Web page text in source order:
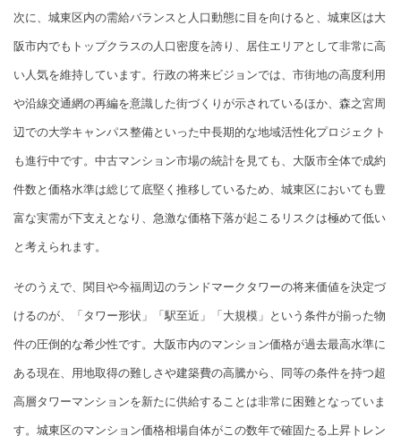
次に、城東区内の需給バランスと人口動態に目を向けると、城東区は大
阪市内でもトップクラスの人口密度を誇り、居住エリアとして非常に高
い人気を維持しています。行政の将来ビジョンでは、市街地の高度利用
や沿線交通網の再編を意識した街づくりが示されているほか、森之宮周
辺での大学キャンパス整備といった中長期的な地域活性化プロジェクト
も進行中です。中古マンション市場の統計を見ても、大阪市全体で成約
件数と価格水準は総じて底堅く推移しているため、城東区においても豊
富な実需が下支えとなり、急激な価格下落が起こるリスクは極めて低い
と考えられます。
そのうえで、関目や今福周辺のランドマークタワーの将来価値を決定づ
けるのが、「タワー形状」「駅至近」「大規模」という条件が揃った物
件の圧倒的な希少性です。大阪市内のマンション価格が過去最高水準に
ある現在、用地取得の難しさや建築費の高騰から、同等の条件を持つ超
高層タワーマンションを新たに供給することは非常に困難となっていま
す。城東区のマンション価格相場自体がこの数年で確固たる上昇トレン